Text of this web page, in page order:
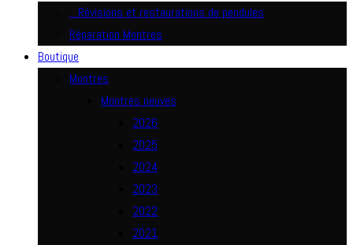
…Révisions et restaurations de pendules
Réparation Montres
Boutique
Montres
Montres neuves
2026
2025
2024
2023
2022
2021